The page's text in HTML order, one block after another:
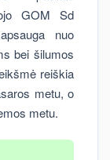
GOM Sd
nuo
bei šilumos
reiškia
metu, o
metu.